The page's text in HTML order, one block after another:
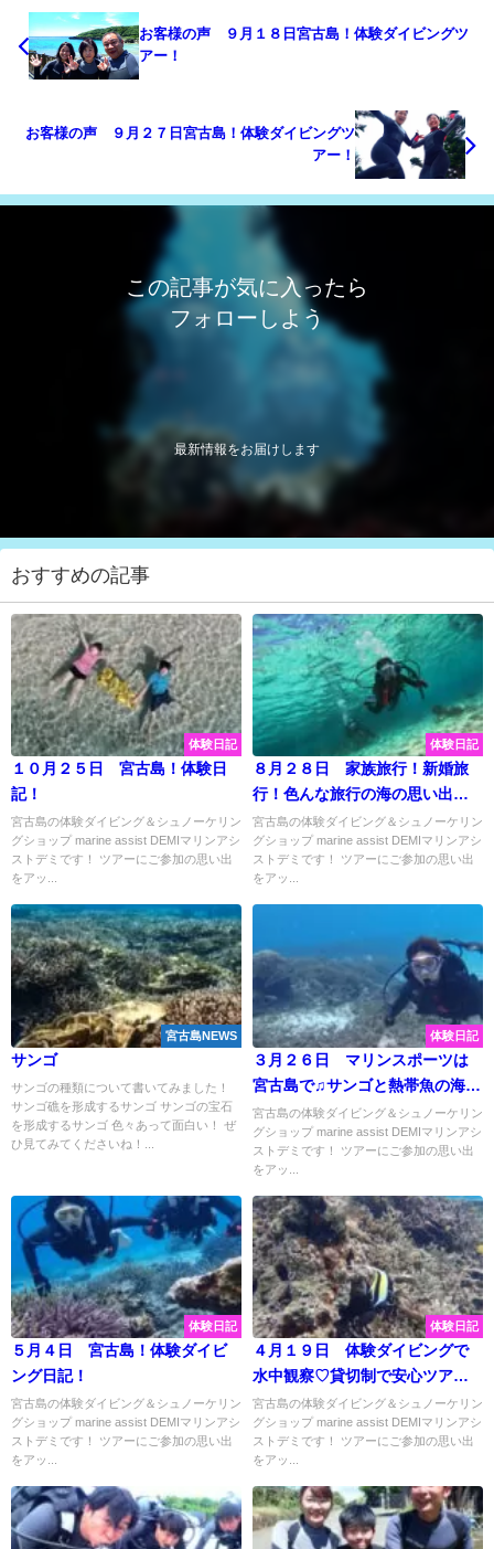
お客様の声 ９月１８日宮古島！体験ダイビングツ
アー！
お客様の声 ９月２７日宮古島！体験ダイビングツ
アー！
この記事が気に入ったら
フォローしよう
最新情報をお届けします
おすすめの記事
体験日記
１０月２５日 宮古島！体験日
記！
宮古島の体験ダイビング＆シュノーケリン
グショップ marine assist DEMIマリンアシ
ストデミです！ ツアーにご参加の思い出
をアッ...
体験日記
８月２８日 家族旅行！新婚旅
行！色んな旅行の海の思い出い
っぱい作ってきました♡
宮古島の体験ダイビング＆シュノーケリン
グショップ marine assist DEMIマリンアシ
ストデミです！ ツアーにご参加の思い出
をアッ...
宮古島NEWS
サンゴ
サンゴの種類について書いてみました！
サンゴ礁を形成するサンゴ サンゴの宝石
を形成するサンゴ 色々あって面白い！ ぜ
ひ見てみてくださいね！...
体験日記
３月２６日 マリンスポーツは
宮古島で♫サンゴと熱帯魚の海に
幸せパワーもらいました♡
宮古島の体験ダイビング＆シュノーケリン
グショップ marine assist DEMIマリンアシ
ストデミです！ ツアーにご参加の思い出
をアッ...
体験日記
５月４日 宮古島！体験ダイビ
ング日記！
宮古島の体験ダイビング＆シュノーケリン
グショップ marine assist DEMIマリンアシ
ストデミです！ ツアーにご参加の思い出
をアッ...
体験日記
４月１９日 体験ダイビングで
水中観察♡貸切制で安心ツアー
☆
宮古島の体験ダイビング＆シュノーケリン
グショップ marine assist DEMIマリンアシ
ストデミです！ ツアーにご参加の思い出
をアッ...